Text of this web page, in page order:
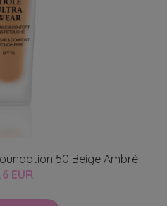
50 Beige Ambré
EUR